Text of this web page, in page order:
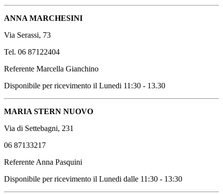
ANNA MARCHESINI
Via Serassi, 73
Tel. 06 87122404
Referente Marcella Gianchino
Disponibile per ricevimento il Lunedi 11:30 - 13.30
MARIA STERN NUOVO
Via di Settebagni, 231
06 87133217
Referente Anna Pasquini
Disponibile per ricevimento il Lunedi dalle 11:30 - 13:30